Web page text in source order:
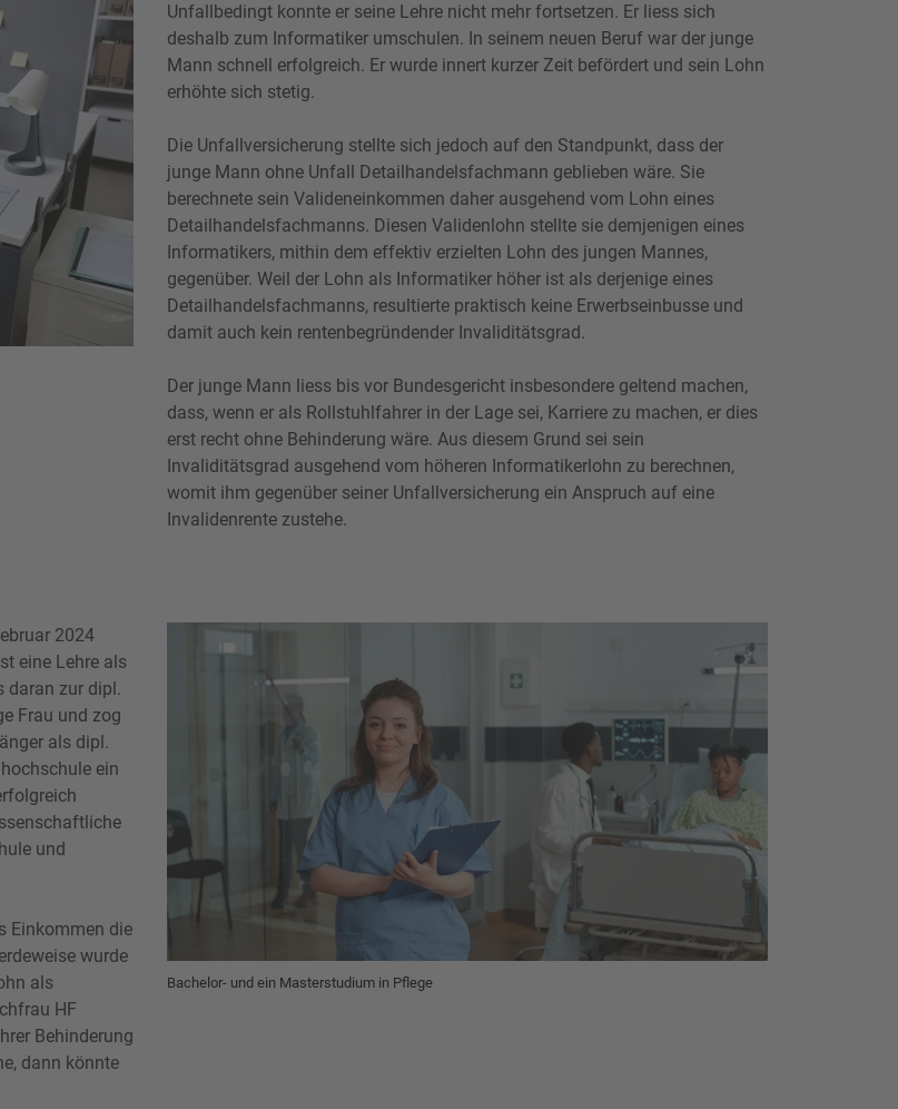
Unfallbedingt konnte er seine Lehre nicht mehr fortsetzen. Er liess sich
deshalb zum Informatiker umschulen. In seinem neuen Beruf war der junge
Mann schnell erfolgreich. Er wurde innert kurzer Zeit befördert und sein Lohn
erhöhte sich stetig.
Die Unfallversicherung stellte sich jedoch auf den Standpunkt, dass der
junge Mann ohne Unfall Detailhandelsfachmann geblieben wäre. Sie
berechnete sein Valideneinkommen daher ausgehend vom Lohn eines
Detailhandelsfachmanns. Diesen Validenlohn stellte sie demjenigen eines
Informatikers, mithin dem effektiv erzielten Lohn des jungen Mannes,
gegenüber. Weil der Lohn als Informatiker höher ist als derjenige eines
Detailhandelsfachmanns, resultierte praktisch keine Erwerbseinbusse und
damit auch kein rentenbegründender Invaliditätsgrad.
Der junge Mann liess bis vor Bundesgericht insbesondere geltend machen,
dass, wenn er als Rollstuhlfahrer in der Lage sei, Karriere zu machen, er dies
erst recht ohne Behinderung wäre. Aus diesem Grund sei sein
Invaliditätsgrad ausgehend vom höheren Informatikerlohn zu berechnen,
womit ihm gegenüber seiner Unfallversicherung ein Anspruch auf eine
Invalidenrente zustehe.
Bachelor- und ein Masterstudium in Pflege
2024
eine Lehre als
daran zur dipl.
Frau und zog
als dipl.
ein
und
Einkommen die
wurde
als
HF
Behinderung
dann könnte